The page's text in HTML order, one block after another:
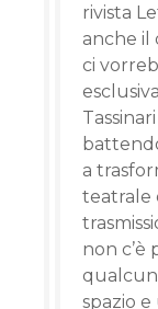
rivista
anche il
ci
a
teatrale
non c’è
spazio